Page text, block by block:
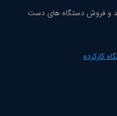
و فروش دستگاه های دست
کارکرده